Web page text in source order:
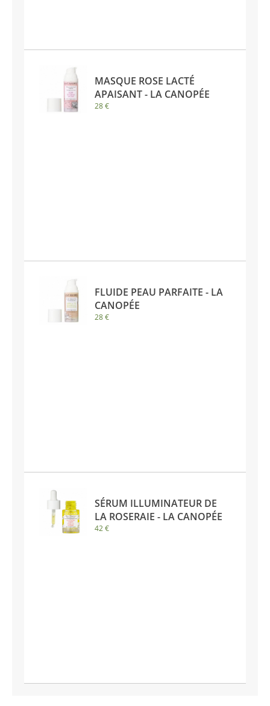
MASQUE ROSE LACTÉ
APAISANT - LA CANOPÉE
28 €
FLUIDE PEAU PARFAITE - LA
CANOPÉE
28 €
SÉRUM ILLUMINATEUR DE
LA ROSERAIE - LA CANOPÉE
42 €